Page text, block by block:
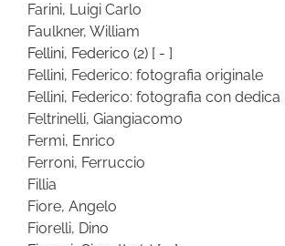
Farini, Luigi Carlo
Faulkner, William
Fellini, Federico (2) [ - ]
Fellini, Federico: fotografia originale
Fellini, Federico: fotografia con dedica
Feltrinelli, Giangiacomo
Fermi, Enrico
Ferroni, Ferruccio
Fillia
Fiore, Angelo
Fiorelli, Dino